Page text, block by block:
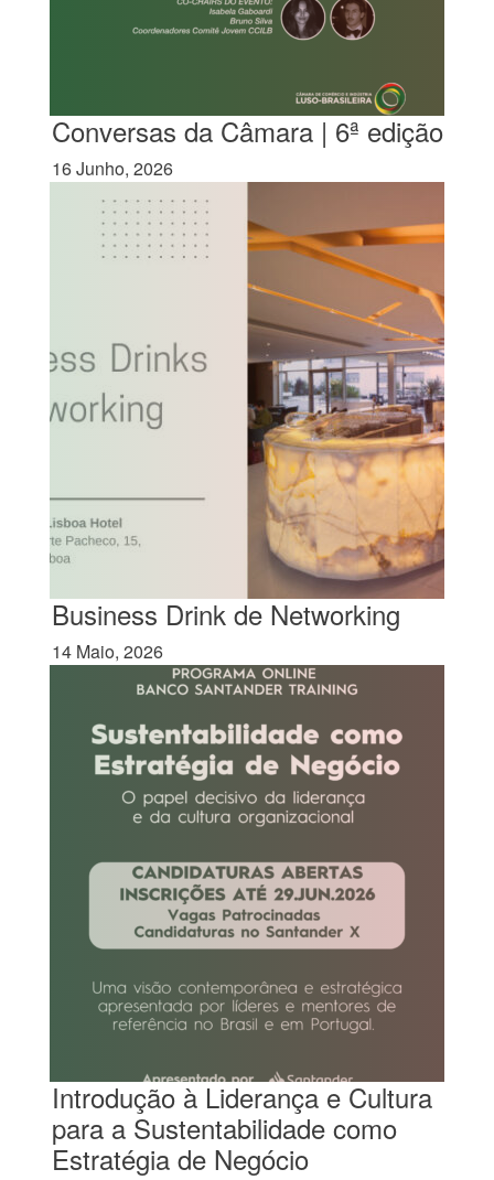
Conversas da Câmara | 6ª edição
16 Junho, 2026
Business Drink de Networking
14 Maio, 2026
Introdução à Liderança e Cultura
para a Sustentabilidade como
Estratégia de Negócio